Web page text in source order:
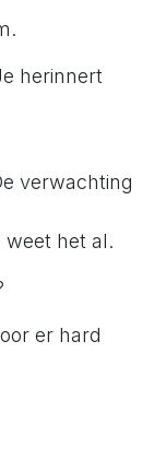
herinnert
verwachting
weet het al.
er hard